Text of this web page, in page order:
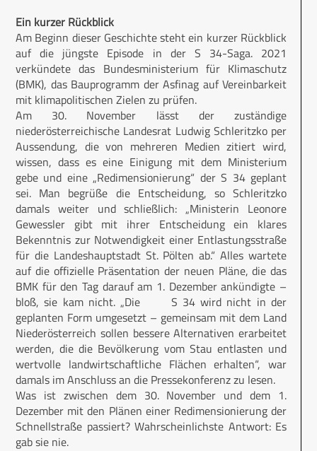
Ein kurzer Rückblick
Am Beginn dieser Geschichte steht ein kurzer Rückblick
auf die jüngste Episode in der S 34-Saga. 2021
verkündete das Bundesministerium für Klimaschutz
(BMK), das Bauprogramm der Asfinag auf Vereinbarkeit
mit klimapolitischen Zielen zu prüfen.
Am 30. November lässt der zuständige
niederösterreichische Landesrat Ludwig Schleritzko per
Aussendung, die von mehreren Medien zitiert wird,
wissen, dass es eine Einigung mit dem Ministerium
gebe und eine „Redimensionierung“ der S 34 geplant
sei. Man begrüße die Entscheidung, so Schleritzko
damals weiter und schließlich: „Ministerin Leonore
Gewessler gibt mit ihrer Entscheidung ein klares
Bekenntnis zur Notwendigkeit einer Entlas­tungsstraße
für die Landeshauptstadt St. Pölten ab.“ Alles wartete
auf die offizielle Präsentation der neuen Pläne, die das
BMK für den Tag darauf am 1. Dezember ankündigte –
bloß, sie kam nicht. „Die S 34 wird nicht in der
geplanten Form umgesetzt – gemeinsam mit dem Land
Niederösterreich sollen bessere Alternativen erarbeitet
werden, die die Bevölkerung vom Stau entlasten und
wertvolle landwirtschaftliche Flächen erhalten“, war
damals im Anschluss an die Pressekonferenz zu lesen.
Was ist zwischen dem 30. November und dem 1.
Dezember mit den Plänen einer Redimensionierung der
Schnellstraße passiert? Wahrscheinlichste Antwort: Es
gab sie nie.